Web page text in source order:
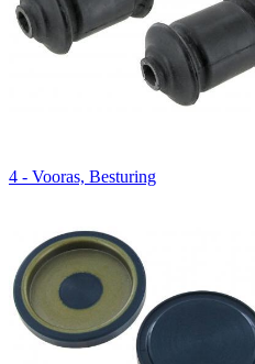
4 - Vooras, Besturing